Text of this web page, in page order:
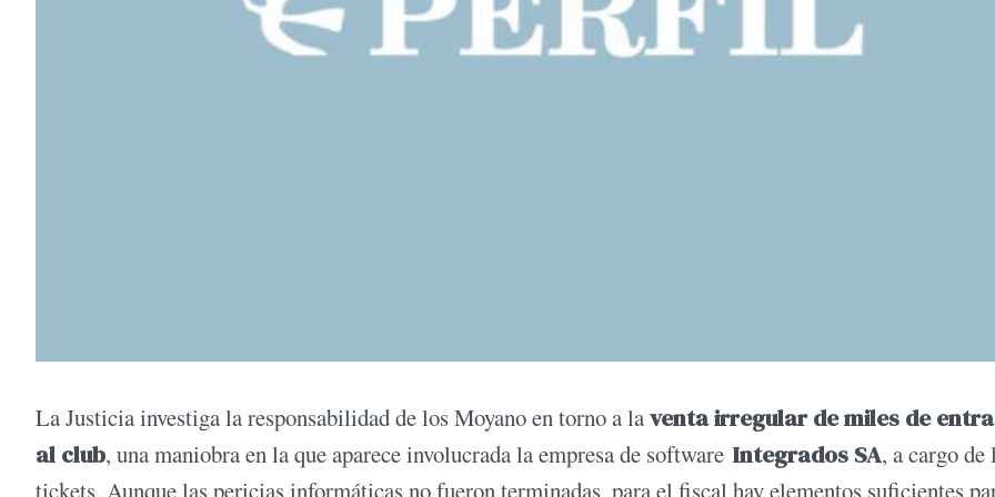
La Justicia investiga la responsabilidad de los Moyano en torno a laventa irregular de miles de
al club, una maniobra en la que aparece involucrada la empresa de software Integrados SA, a cargo de